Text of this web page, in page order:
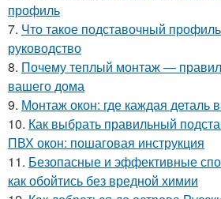
профиль
7. Что такое подставочный
руководство
8. Почему теплый монтаж —
вашего дома
9. Монтаж окон: где каждая деталь
10. Как выбрать правильный
ПВХ окон: пошаговая инструкция
11. Безопасные и эффективные
как обойтись без вредной химии